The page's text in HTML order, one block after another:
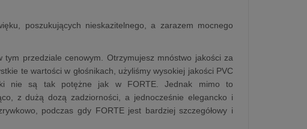
poszukujących nieskazitelnego, a zarazem mocnego
przedziale cenowym. Otrzymujesz mnóstwo jakości za
te wartości w głośnikach, użyliśmy wysokiej jakości PVC
nie są tak potężne jak w FORTE. Jednak mimo to
z dużą dozą zadziorności, a jednocześnie elegancko i
podczas gdy FORTE jest bardziej szczegółowy i